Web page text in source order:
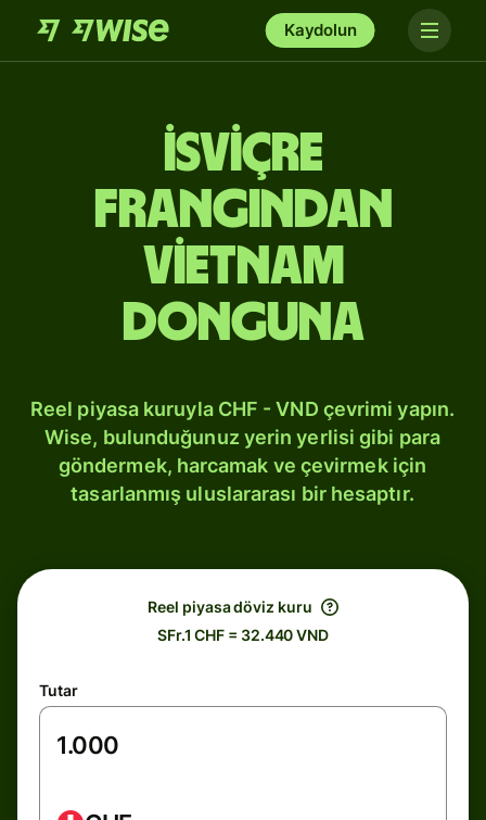
Kaydolun
İsviçre
frangından
Vietnam
donguna
Reel piyasa kuruyla CHF - VND çevrimi yapın.
Wise, bulunduğunuz yerin yerlisi gibi para
göndermek, harcamak ve çevirmek için
tasarlanmış uluslararası bir hesaptır.
Reel piyasa döviz kuru
SFr.1 CHF = 32.440 VND
Tutar